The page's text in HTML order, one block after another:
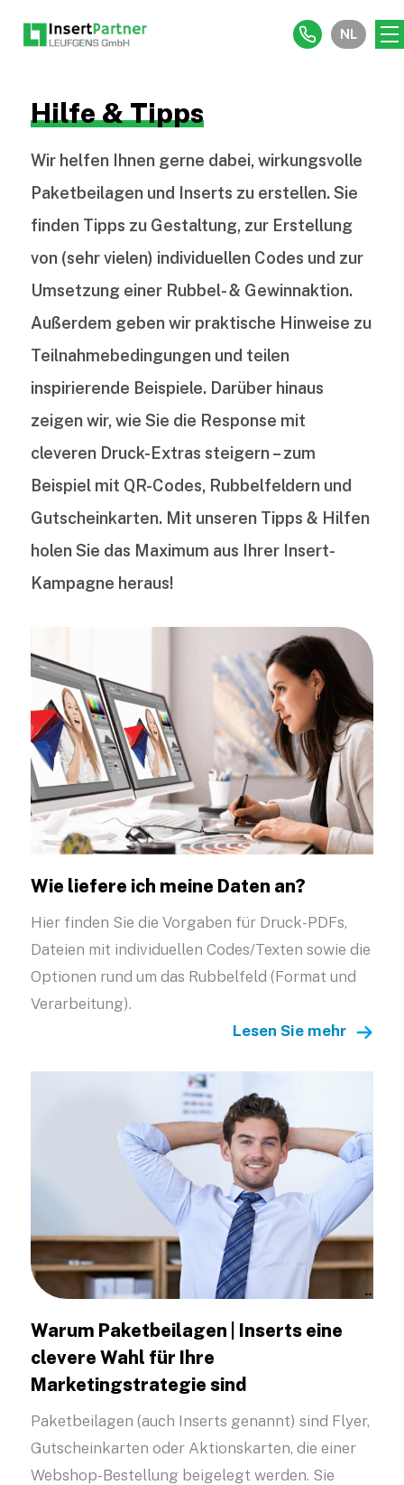
NL
Hilfe & Tipps
Wir helfen Ihnen gerne dabei, wirkungsvolle
Paketbeilagen und Inserts zu erstellen. Sie
finden Tipps zu Gestaltung, zur Erstellung
von (sehr vielen) individuellen Codes und zur
Umsetzung einer Rubbel- & Gewinnaktion.
Außerdem geben wir praktische Hinweise zu
Teilnahmebedingungen und teilen
inspirierende Beispiele. Darüber hinaus
zeigen wir, wie Sie die Response mit
cleveren Druck-Extras steigern – zum
Beispiel mit QR-Codes, Rubbelfeldern und
Gutscheinkarten. Mit unseren Tipps & Hilfen
holen Sie das Maximum aus Ihrer Insert-
Kampagne heraus!
Wie liefere ich meine Daten an?
Hier finden Sie die Vorgaben für Druck-PDFs,
Dateien mit individuellen Codes/Texten sowie die
Optionen rund um das Rubbelfeld (Format und
Verarbeitung).
Lesen Sie mehr
Warum Paketbeilagen | Inserts eine
clevere Wahl für Ihre
Marketingstrategie sind
Paketbeilagen (auch Inserts genannt) sind Flyer,
Gutscheinkarten oder Aktionskarten, die einer
Webshop-Bestellung beigelegt werden. Sie